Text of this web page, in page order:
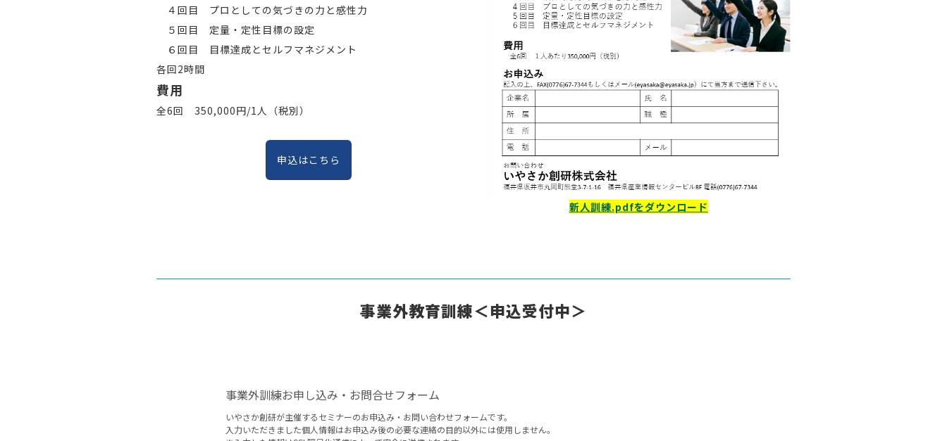
４回目 プロとしての気づきの力と感性力
５回目 定量・定性目標の設定
６回目 目標達成とセルフマネジメント
各回2時間
費用
全6回 350,000円/1人（税別）
申込はこちら
新人訓練.pdfをダウンロード
事業外教育訓練＜申込受付中＞